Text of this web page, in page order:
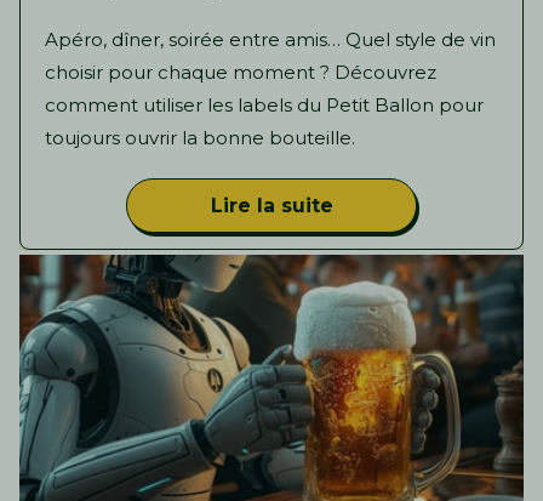
Apéro, dîner, soirée entre amis… Quel style de vin
choisir pour chaque moment ? Découvrez
comment utiliser les labels du Petit Ballon pour
toujours ouvrir la bonne bouteille.
Lire la suite